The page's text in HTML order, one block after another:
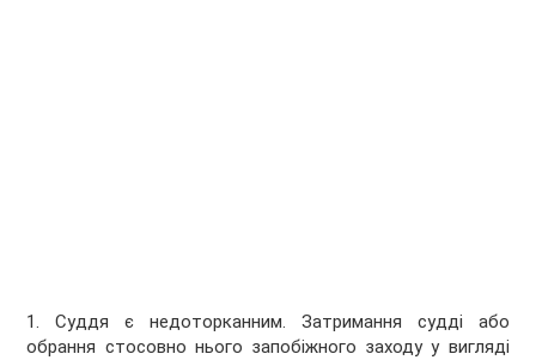
1. Суддя є недоторканним. Затримання судді або
обрання стосовно нього запобіжного заходу у вигляді